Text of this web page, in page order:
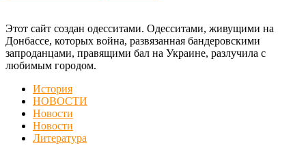
Этот сайт создан одесситами. Одесситами, живущими на
Донбассе, которых война, развязанная бандеровскими
запроданцами, правящими бал на Украине, разлучила с
любимым городом.
История
НОВОСТИ
Новости
Новости
Литература